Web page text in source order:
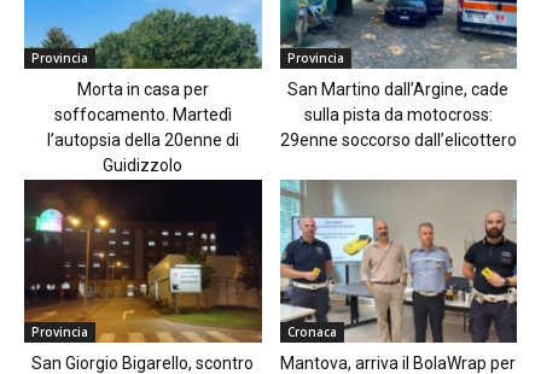
Provincia
Morta in casa per
soffocamento. Martedì
l’autopsia della 20enne di
Guidizzolo
Provincia
San Martino dall’Argine, cade
sulla pista da motocross:
29enne soccorso dall’elicottero
Provincia
San Giorgio Bigarello, scontro
Cronaca
Mantova, arriva il BolaWrap per